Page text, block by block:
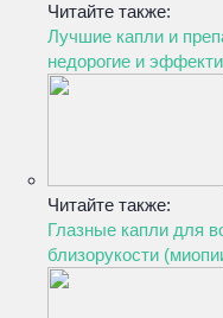
Читайте также:
Лучшие капли и
недорогие и
Читайте также:
Глазные капли для
близорукости